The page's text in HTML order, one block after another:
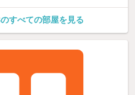
すべての部屋を見る